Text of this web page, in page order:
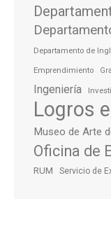
Departamento de
Emprendimiento
Ingeniería
Logros
Museo de Arte
Oficina de
RUM Servicio de